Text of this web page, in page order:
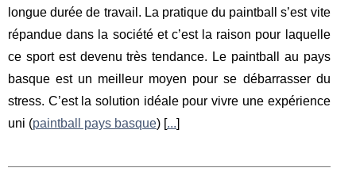
longue durée de travail. La pratique du paintball s’est vite
répandue dans la société et c’est la raison pour laquelle
ce sport est devenu très tendance. Le paintball au pays
basque est un meilleur moyen pour se débarrasser du
stress. C’est la solution idéale pour vivre une expérience
uni (paintball pays basque) [...]